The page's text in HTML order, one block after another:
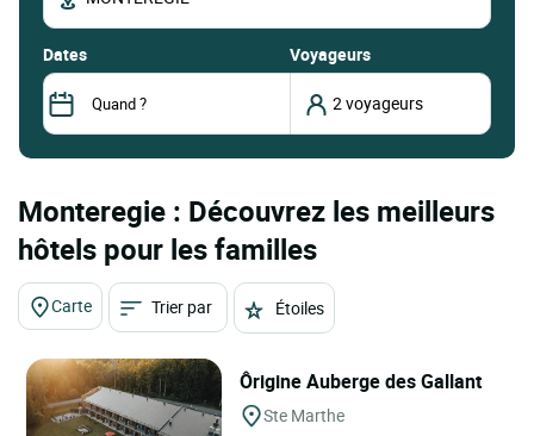
dates Voyageurs
Monteregie : Découvrez les meilleurs
hôtels pour les familles
Carte Trier par Étoiles
Ôrigine Auberge des Gallant
Ste Marthe